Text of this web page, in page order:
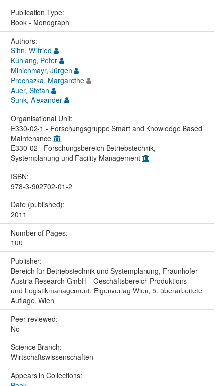
Publication Type:
Book - Monograph
Authors:
Sihn, Wilfried
Kuhlang, Peter
Minichmayr, Jürgen
Prochazka, Margarethe
Auer, Stefan
Sunk, Alexander
Organisational Unit:
E330-02-1 - Forschungsgruppe Smart and Knowledge Based
Maintenance
E330-02 - Forschungsbereich Betriebstechnik,
Systemplanung und Facility Management
ISBN:
978-3-902702-01-2
Date (published):
2011
Number of Pages:
100
Publisher:
Bereich für Betriebstechnik und Systemplanung, Fraunhofer
Austria Research GmbH - Geschäftsbereich Produktions-
und Logistikmanagement, Eigenverlag Wien, 5. überarbeitete
Auflage, Wien
Peer reviewed:
No
Science Branch:
Wirtschaftswissenschaften
Appears in Collections: